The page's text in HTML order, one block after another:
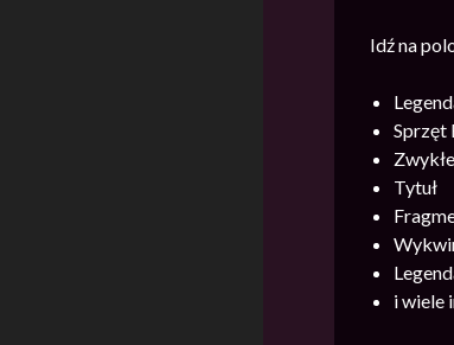
Idź na
Sprzęt
Tytuł
i wiele